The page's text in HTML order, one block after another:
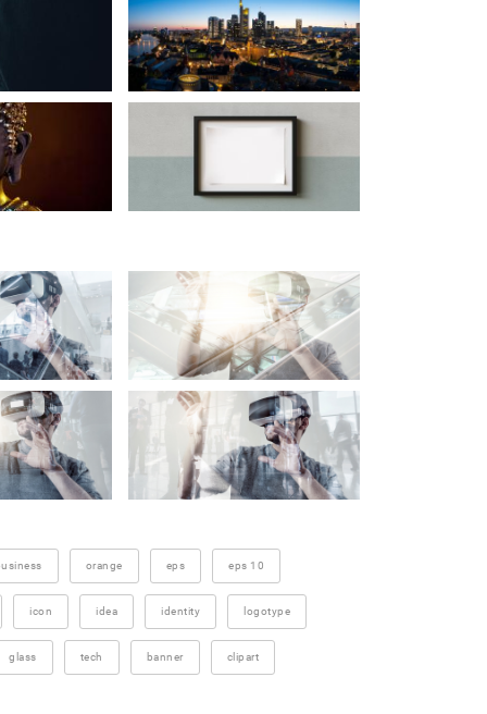
orange eps eps 10
icon idea identity logotype
glass tech banner clipart